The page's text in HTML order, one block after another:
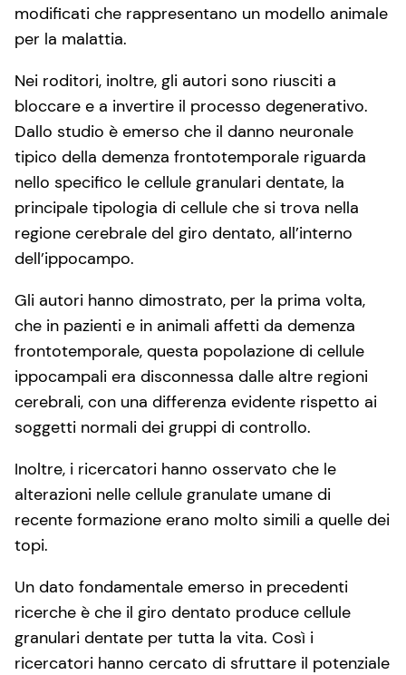
modificati che rappresentano un modello animale
per la malattia.
Nei roditori, inoltre, gli autori sono riusciti a
bloccare e a invertire il processo degenerativo.
Dallo studio è emerso che il danno neuronale
tipico della demenza frontotemporale riguarda
nello specifico le cellule granulari dentate, la
principale tipologia di cellule che si trova nella
regione cerebrale del giro dentato, all’interno
dell’ippocampo.
Gli autori hanno dimostrato, per la prima volta,
che in pazienti e in animali affetti da demenza
frontotemporale, questa popolazione di cellule
ippocampali era disconnessa dalle altre regioni
cerebrali, con una differenza evidente rispetto ai
soggetti normali dei gruppi di controllo.
Inoltre, i ricercatori hanno osservato che le
alterazioni nelle cellule granulate umane di
recente formazione erano molto simili a quelle dei
topi.
Un dato fondamentale emerso in precedenti
ricerche è che il giro dentato produce cellule
granulari dentate per tutta la vita. Così i
ricercatori hanno cercato di sfruttare il potenziale